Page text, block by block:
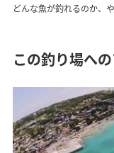
どんな魚が釣れるのか、
この釣り場へ